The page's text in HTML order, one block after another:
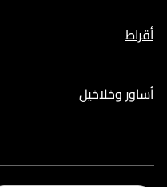
أقراط
أساور وخلاخيل